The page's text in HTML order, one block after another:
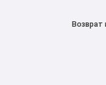
Возврат